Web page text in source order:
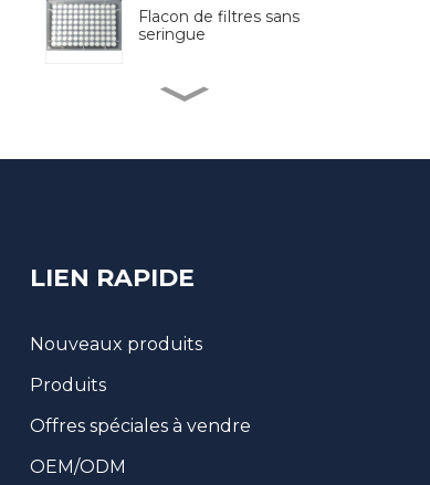
Flacon de filtres sans
seringue
Préprocesseur
LIEN RAPIDE
Nouveaux produits
Produits
Offres spéciales à vendre
OEM/ODM